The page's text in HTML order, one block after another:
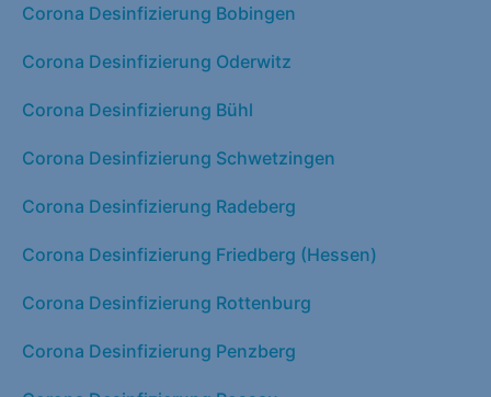
Corona Desinfizierung Bobingen
Corona Desinfizierung Oderwitz
Corona Desinfizierung Bühl
Corona Desinfizierung Schwetzingen
Corona Desinfizierung Radeberg
Corona Desinfizierung Friedberg (Hessen)
Corona Desinfizierung Rottenburg
Corona Desinfizierung Penzberg